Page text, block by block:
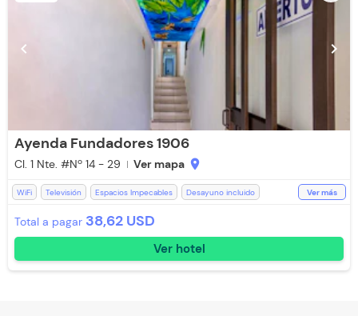
chevron_left chevron_right
Ayenda Fundadores 1906
Cl. 1 Nte. #Nº 14 - 29 Ver mapa location_on
WiFi Televisión Espacios Impecables
Desayuno incluido
Ver más
Total a pagar 38,62 USD
Ver hotel